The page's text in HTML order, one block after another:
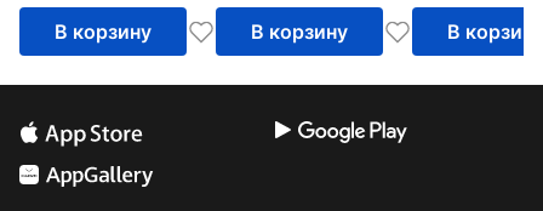
В корзину В корзину В корзину